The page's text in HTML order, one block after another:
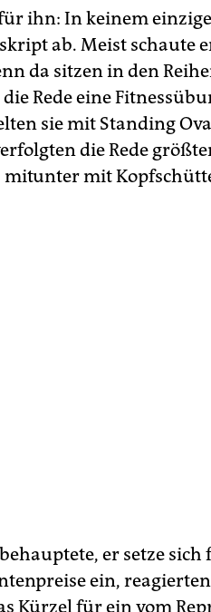
ihn: In keinem
ab. Meist schaute
da sitzen in den
Rede eine
sie mit Standing
die Rede
mitunter mit
er setze
ein,
Kürzel für ein vom